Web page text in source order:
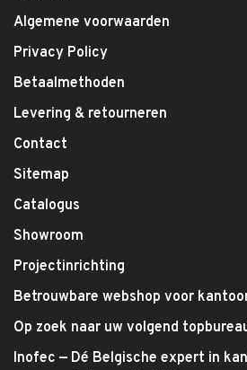
Algemene voorwaarden
Privacy Policy
Betaalmethoden
Levering & retourneren
Contact
Sitemap
Catalogus
Showroom
Projectinrichting
Betrouwbare webshop voor
Op zoek naar uw volgend
Inofec — Dé Belgische expert in